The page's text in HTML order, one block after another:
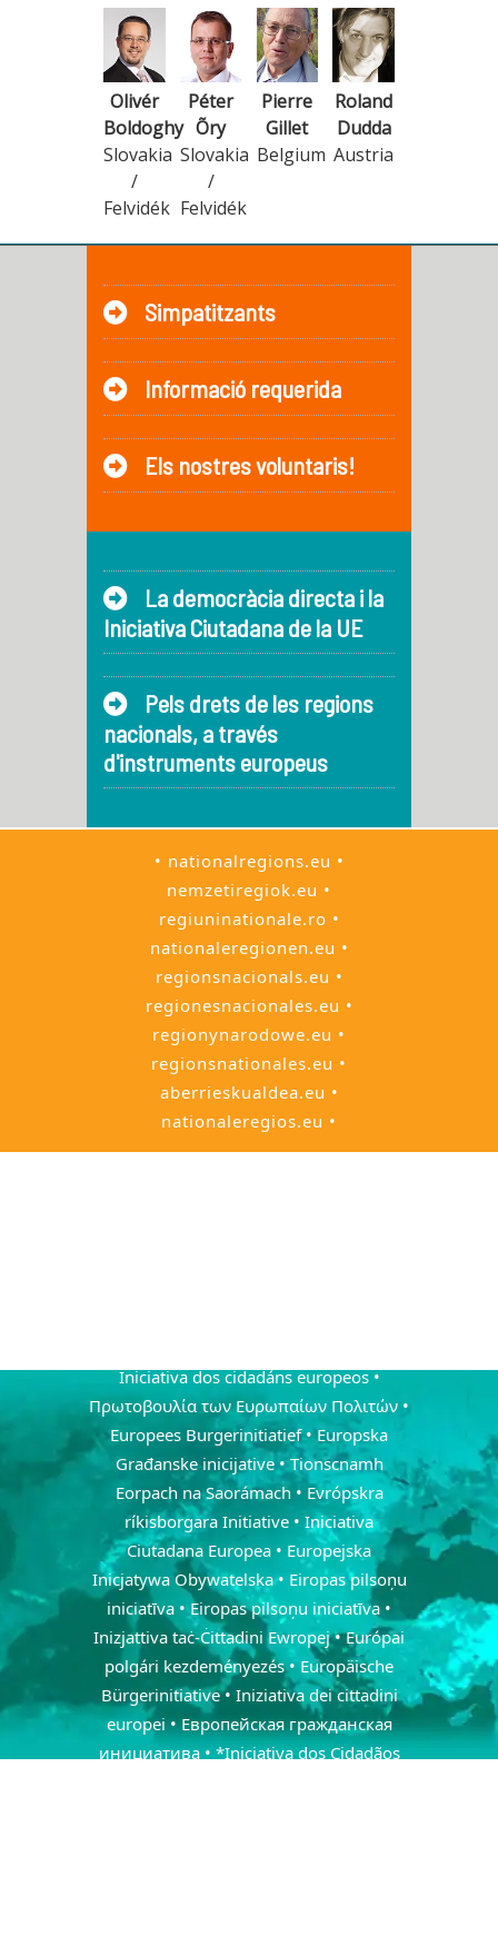
Olivér
Boldoghy
Slovakia
/
Felvidék
Péter
Õry
Slovakia
/
Felvidék
Pierre
Gillet
Belgium
Roland
Dudda
Austria
Simpatitzants
Informació requerida
Els nostres voluntaris!
La democràcia directa i la
Iniciativa Ciutadana de la UE
Pels drets de les regions
nacionals, a través
d'instruments europeus
• nationalregions.eu •
nemzetiregiok.eu •
regiuninationale.ro •
nationaleregionen.eu •
regionsnacionals.eu •
regionesnacionales.eu •
regionynarodowe.eu •
regionsnationales.eu •
aberrieskualdea.eu •
nationaleregios.eu •
Iniciativa dos cidadáns europeos •
Πρωτοβουλία των Ευρωπαίων Πολιτών •
Europees Burgerinitiatief • Europska
Građanske inicijative • Tionscnamh
Eorpach na Saorámach • Evrópskra
ríkisborgara Initiative • Iniciativa
Ciutadana Europea • Europejska
Inicjatywa Obywatelska • Eiropas pilsoņu
iniciatīva • Eiropas pilsoņu iniciatīva •
Inizjattiva taċ-Ċittadini Ewropej • Európai
polgári kezdeményezés • Europäische
Bürgerinitiative • Iniziativa dei cittadini
europei • Европейская гражданская
инициатива • *Iniciativa dos Cidadãos